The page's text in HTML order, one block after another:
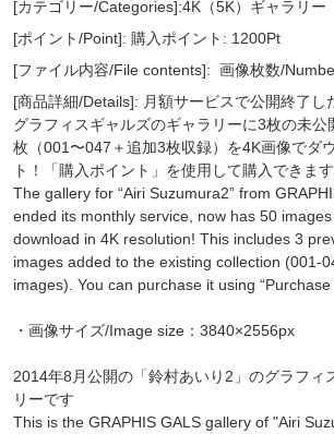
[カテゴリー/Categories]:4K（5K）ギャラリー
[ポイント/Point]: 購入ポイント: 1200Pt
[ファイル内容/File contents]: 画像枚数/
[商品詳細/Details]: 月額サービスで公開終了し
グラフィスギャルズのギャラリーに3枚の未公
枚（001〜047＋追加3枚収録）を4K画像でダ
ト！「購入ポイント」を使用して購入できます
The gallery for “Airi Suzumura2” from
ended its monthly service, now has 50
download in 4K resolution! This includes 3
images added to the existing collection (001-
images). You can purchase it using “Purchase
・画像サイズ/Image size：3840×2556px
2014年8月公開の「鈴村あいり2」のグラフィ
リーです
This is the GRAPHIS GALS gallery of "Airi